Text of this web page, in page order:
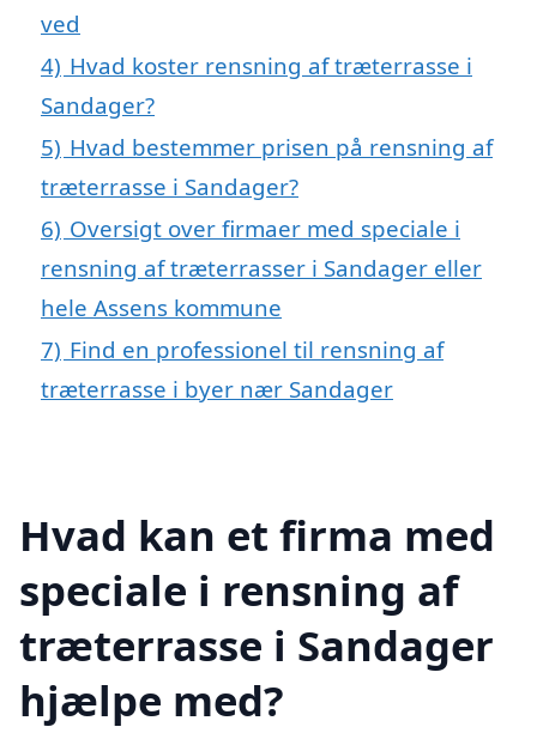
ved
4) Hvad koster rensning af træterrasse i
Sandager?
5) Hvad bestemmer prisen på rensning af
træterrasse i Sandager?
6) Oversigt over firmaer med speciale i
rensning af træterrasser i Sandager eller
hele Assens kommune
7) Find en professionel til rensning af
træterrasse i byer nær Sandager
Hvad kan et firma med
speciale i rensning af
træterrasse i Sandager
hjælpe med?